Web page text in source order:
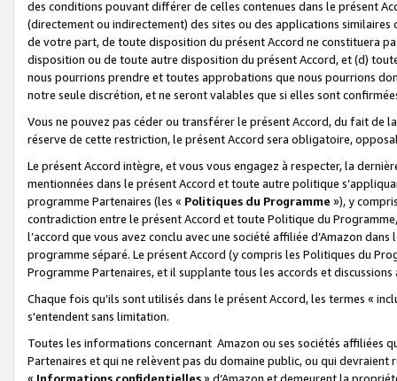
des conditions pouvant différer de celles contenues dans le présent
(directement ou indirectement) des sites ou des applications
de votre part, de toute disposition du présent Accord ne constituera
disposition ou de toute autre disposition du présent Accord, et (d)
nous pourrions prendre et toutes approbations que nous pourrions
notre seule discrétion, et ne seront valables que si elles sont
Vous ne pouvez pas céder ou transférer le présent Accord, du fait de
réserve de cette restriction, le présent Accord sera obligatoire,
Le présent Accord intègre, et vous vous engagez à respecter, la
mentionnées dans le présent Accord et toute autre politique
programme Partenaires (les « Politiques du Programme »), y
contradiction entre le présent Accord et toute Politique du
l’accord que vous avez conclu avec une société affiliée d’Amazon
programme séparé. Le présent Accord (y compris les Politiques du
Programme Partenaires, et il supplante tous les accords et discussions
Chaque fois qu’ils sont utilisés dans le présent Accord, les termes «
s'entendent sans limitation.
Toutes les informations concernant Amazon ou ses sociétés affiliées
Partenaires et qui ne relèvent pas du domaine public, ou qui